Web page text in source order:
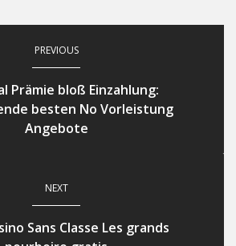
PREVIOUS
Prämie bloß Einzahlung:
besten No Vorleistung
Angebote
NEXT
Sans Classe Les grands